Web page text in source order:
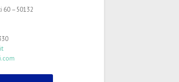
60 –50132